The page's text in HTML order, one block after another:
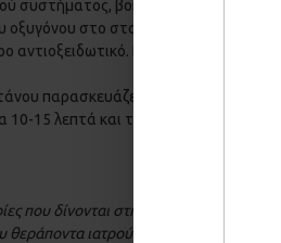
συστήματος, βοηθώντας στην
στο στα κύτταρα,
αντιοξειδωτικό. Βοηθάει επίσης να
παρασκευάζεται ως αφέψημα.
10-15 λεπτά και το καταναλώνουμε.
που δίνονται στην ιστοσελίδα μας
θεράποντα ιατρού σας. Το Bean & Herb